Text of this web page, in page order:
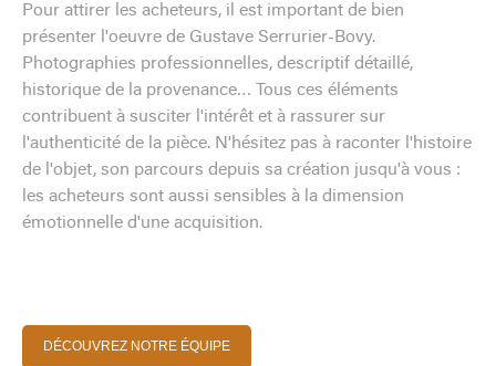
Pour attirer les acheteurs, il est important de bien
présenter l'oeuvre de Gustave Serrurier-Bovy.
Photographies professionnelles, descriptif détaillé,
historique de la provenance… Tous ces éléments
contribuent à susciter l'intérêt et à rassurer sur
l'authenticité de la pièce. N'hésitez pas à raconter l'histoire
de l'objet, son parcours depuis sa création jusqu'à vous :
les acheteurs sont aussi sensibles à la dimension
émotionnelle d'une acquisition.
DÉCOUVREZ NOTRE ÉQUIPE